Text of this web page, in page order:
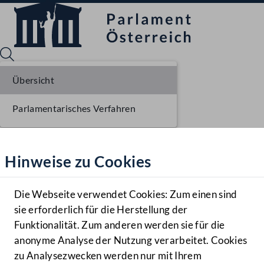
Hilfe
Benutzer
Navigationsmenü öffnen
MENÜ
Hinweise zu Cookies
Die Webseite verwendet Cookies: Zum einen sind
sie erforderlich für die Herstellung der
Funktionalität. Zum anderen werden sie für die
anonyme Analyse der Nutzung verarbeitet. Cookies
zu Analysezwecken werden nur mit Ihrem
Übersicht
Parlamentarisches Verfahren